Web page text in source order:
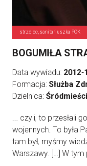
strzelec, sanitariuszka PCK
BOGUMIŁA
Data wywiadu: 2012-
Formacja: Służba
Dzielnica:
... czyli, to przesłali
wojennych. To była
tam był, myśmy
Warszawy. […] W tym